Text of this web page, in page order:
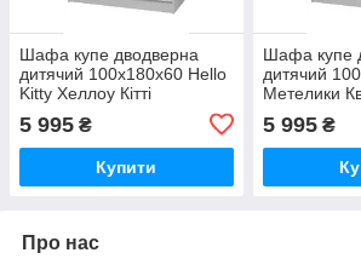
Шафа купе дводверна
дитячий 100х180х60 Hello
Kitty Хеллоу Кітті
5 995 ₴
Купити
Шафа купе
дитячий
Метелики
5 995₴
Про нас